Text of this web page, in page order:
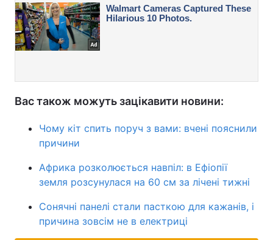
Вас також можуть зацікавити новини:
Чому кіт спить поруч з вами: вчені пояснили
причини
Африка розколюється навпіл: в Ефіопії
земля розсунулася на 60 см за лічені тижні
Сонячні панелі стали пасткою для кажанів, і
причина зовсім не в електриці